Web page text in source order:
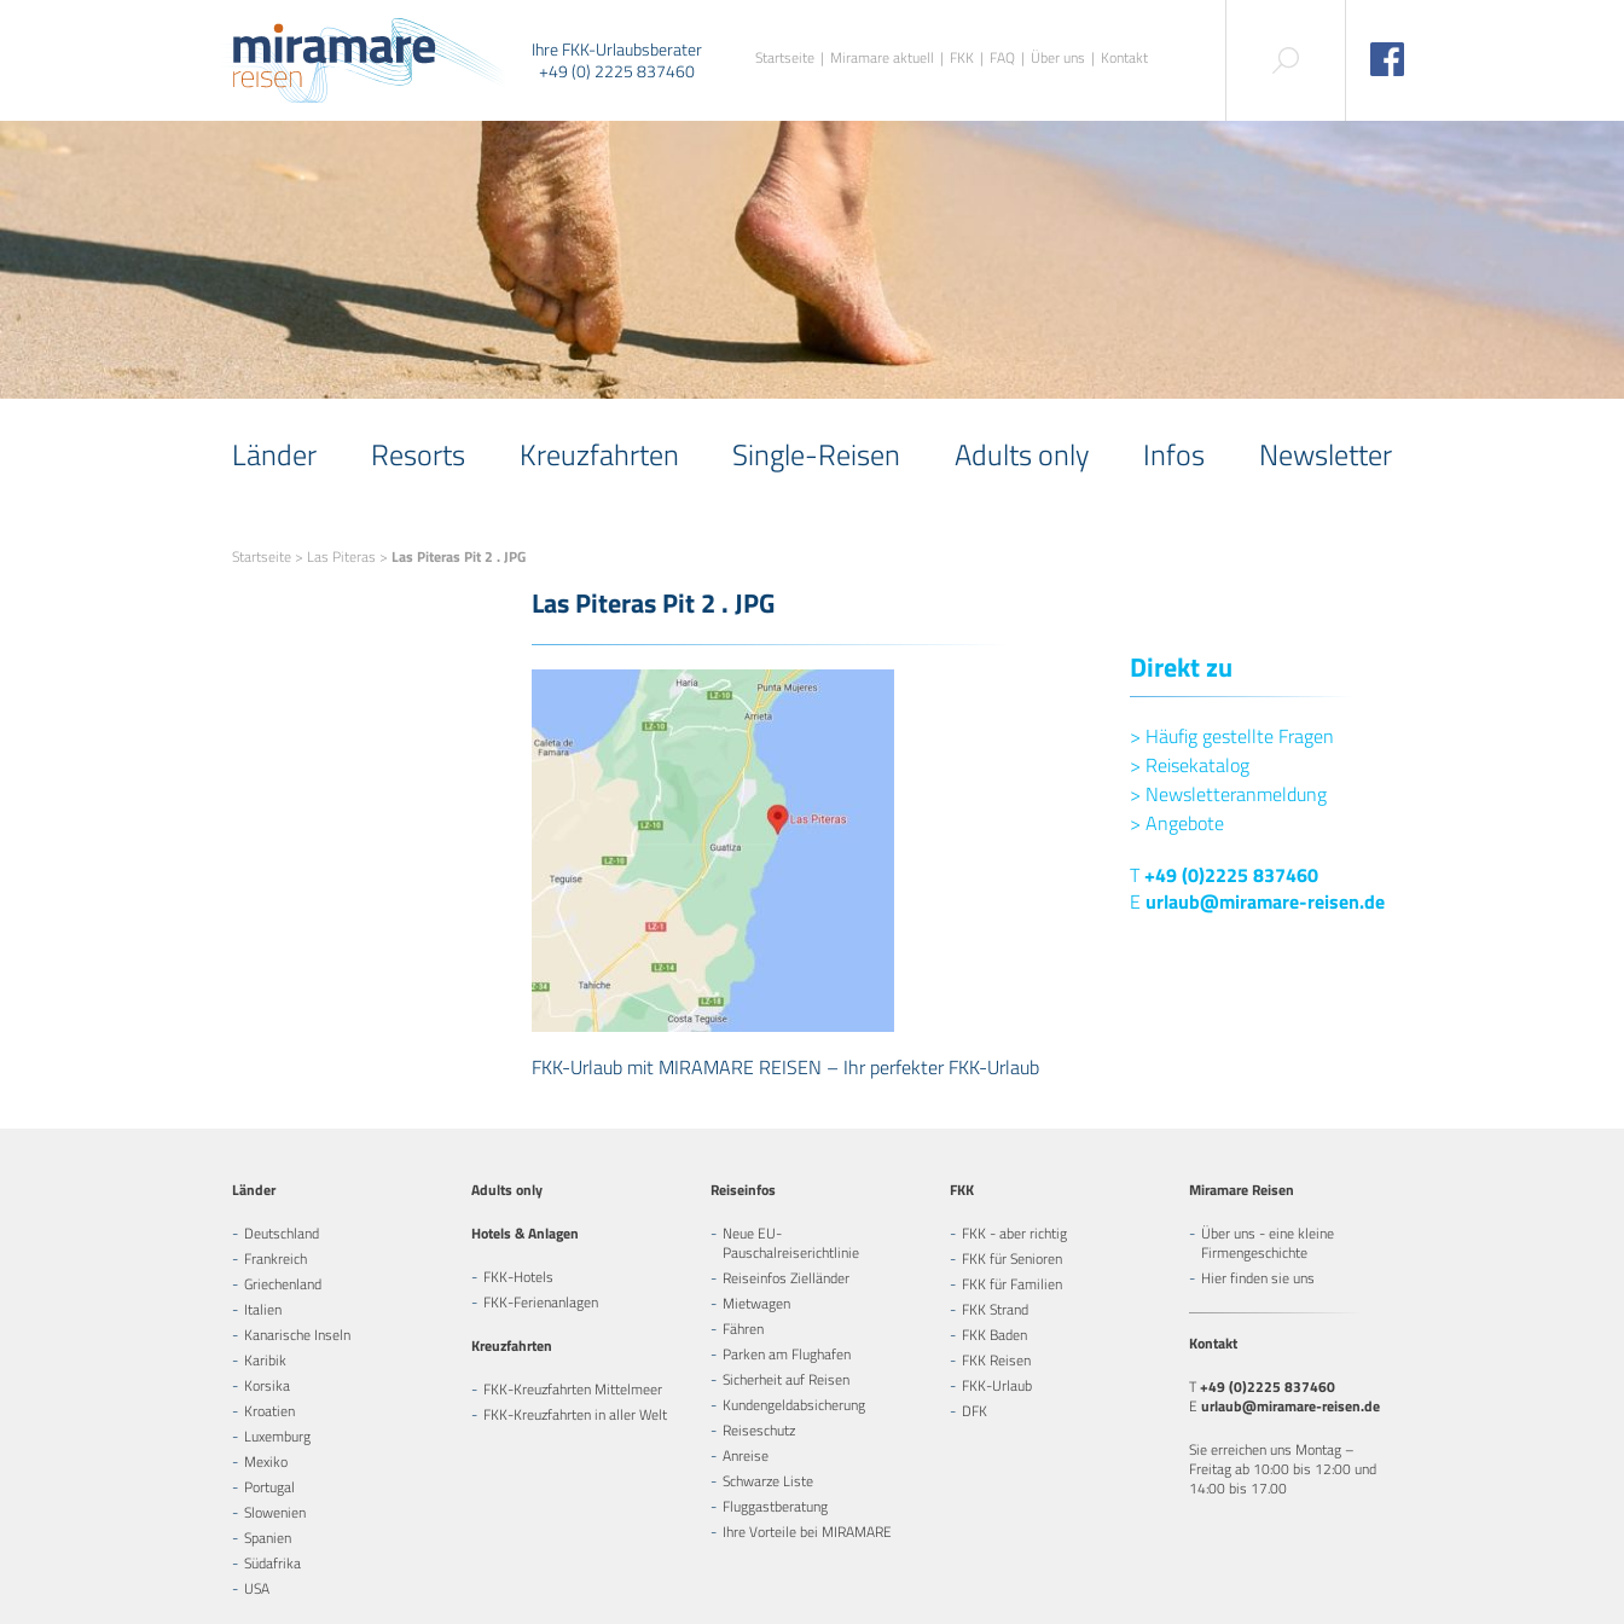
Ihre FKK-Urlaubsberater
+49 (0) 2225 837460
Startseite Miramare aktuell FKK FAQ Über uns Kontakt
Länder Resorts Kreuzfahrten Single-Reisen Adults only Infos Newsletter
Startseite > Las Piteras > Las Piteras Pit 2 . JPG
Las Piteras Pit 2 . JPG
FKK-Urlaub mit MIRAMARE REISEN – Ihr perfekter FKK-Urlaub
Direkt zu
> Häufig gestellte Fragen
> Reisekatalog
> Newsletteranmeldung
> Angebote
T+49 (0)2225 837460
E urlaub@miramare-reisen.de
Länder
Deutschland
Frankreich
Griechenland
Italien
Kanarische Inseln
Karibik
Korsika
Kroatien
Luxemburg
Mexiko
Portugal
Slowenien
Spanien
Südafrika
USA
Adults only
Hotels & Anlagen
FKK-Hotels
FKK-Ferienanlagen
Kreuzfahrten
FKK-Kreuzfahrten Mittelmeer
FKK-Kreuzfahrten in aller Welt
Reiseinfos
Neue EU-
Pauschalreiserichtlinie
Reiseinfos Zielländer
Mietwagen
Fähren
Parken am Flughafen
Sicherheit auf Reisen
Kundengeldabsicherung
Reiseschutz
Anreise
Schwarze Liste
Fluggastberatung
Ihre Vorteile bei MIRAMARE
FKK
FKK - aber richtig
FKK für Senioren
FKK für Familien
FKK Strand
FKK Baden
FKK Reisen
FKK-Urlaub
DFK
Miramare Reisen
Über uns - eine kleine
Firmengeschichte
Hier finden sie uns
Kontakt
T+49 (0)2225 837460
E urlaub@miramare-reisen.de
Sie erreichen uns Montag –
Freitag ab 10:00 bis 12:00 und
14:00 bis 17.00